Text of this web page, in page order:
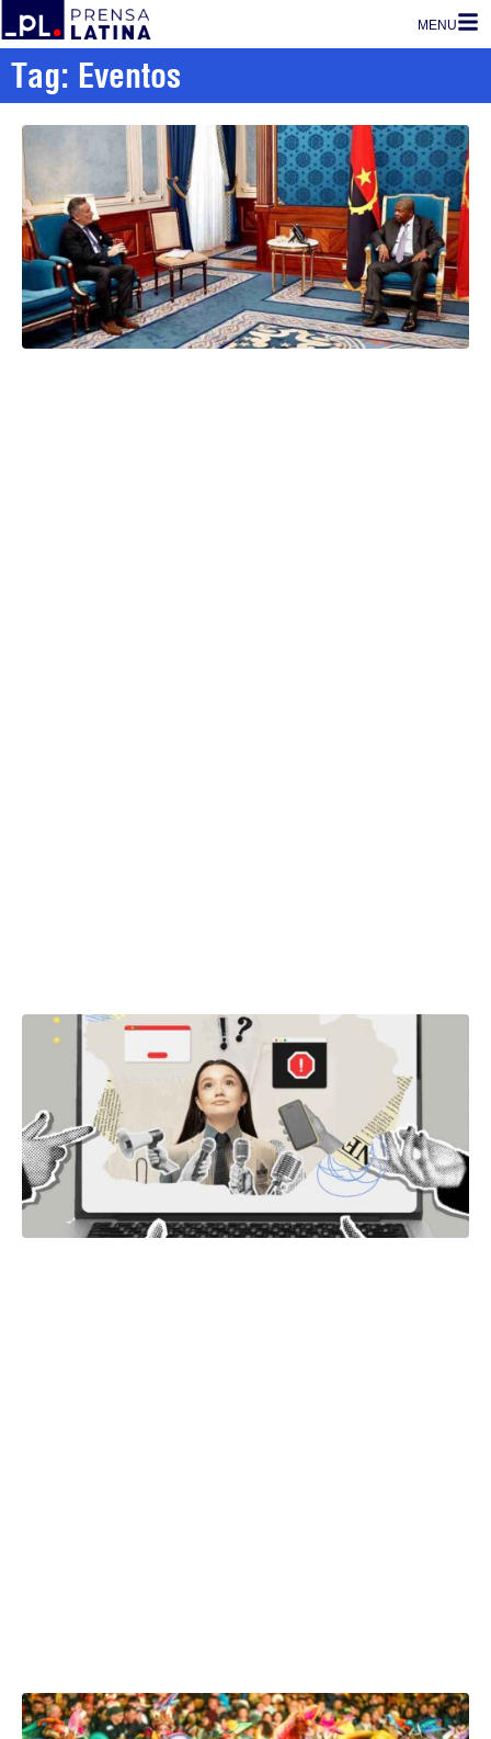
MENU
Tag: Eventos